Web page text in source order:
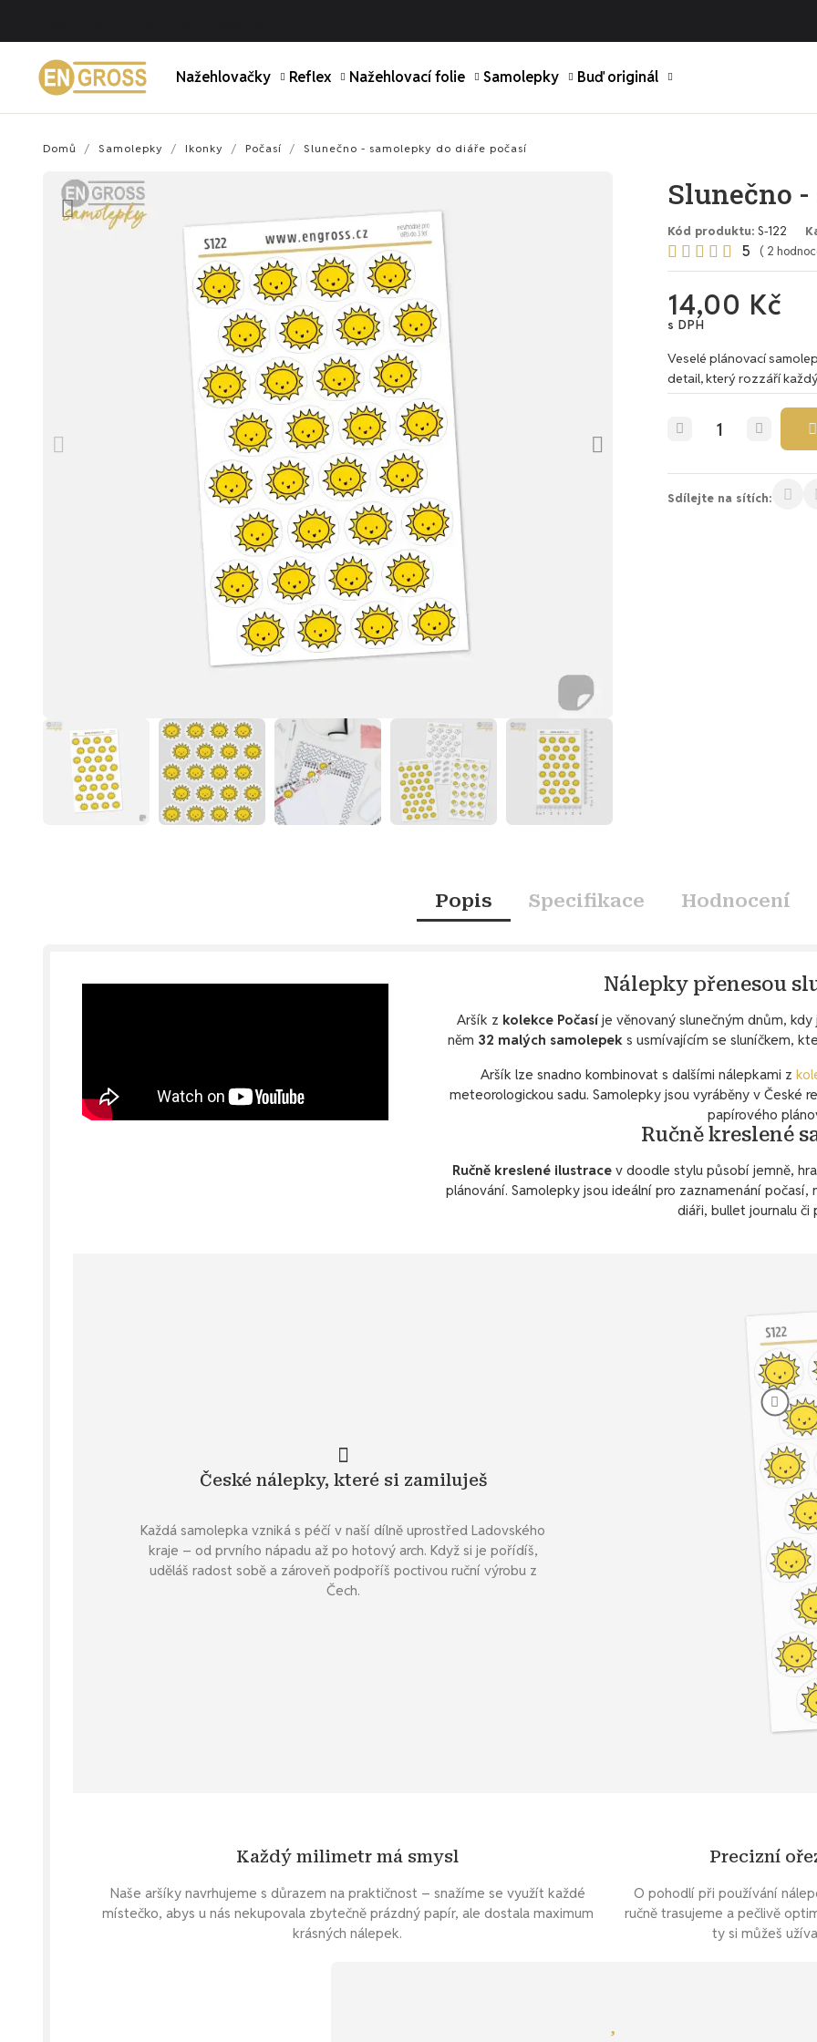
Nažehlovačky Reflex Nažehlovací folie Samolepky Buď originál
Domů Samolepky Ikonky Počasí Slunečno - samolepky do diáře počasí
Slunečno
Kód produktu S-122
     5 ( 2
14,00 Kč
s DPH
Veselé plánovací
detail, který rozzáří
Sdílejte na sítích:
Popis Specifikace Hodnocení
Nálepky přenesou
Aršík z kolekce Počasíje věnovaný slunečným dnům, kdy
něm 32 malých samolepek s usmívajícím se sluníčkem,
Aršík lze snadno kombinovat s dalšími nálepkami z
meteorologickou sadu. Samolepky jsou vyráběny v České
papírového
Ručně kreslené
Ručně kreslené ilustrace v doodle stylu působí jemně,
plánování. Samolepky jsou ideální pro zaznamenání
diáři, bullet journalu či
České nálepky, které si zamiluješ
Každá samolepka vzniká s péčí v naší dílně uprostřed Ladovského
kraje – od prvního nápadu až po hotový arch. Když si je pořídíš,
uděláš radost sobě a zároveň podpoříš poctivou ruční výrobu z
Čech.
Každý milimetr má smysl
Naše aršíky navrhujeme s důrazem na praktičnost – snažíme se využít každé
místečko, abys u nás nekupovala zbytečně prázdný papír, ale dostala maximum
krásných nálepek.
Precizní
O pohodlí při používání
ručně trasujeme a pečlivě
ty si můžeš